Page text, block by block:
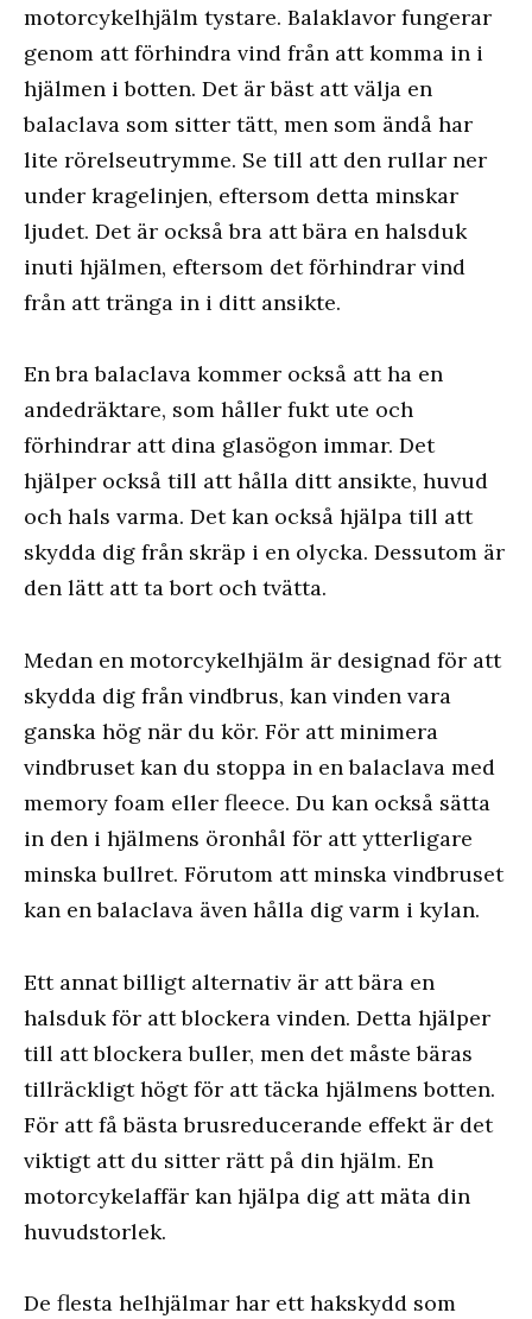
motorcykelhjälm tystare. Balaklavor fungerar
genom att förhindra vind från att komma in i
hjälmen i botten. Det är bäst att välja en
balaclava som sitter tätt, men som ändå har
lite rörelseutrymme. Se till att den rullar ner
under kragelinjen, eftersom detta minskar
ljudet. Det är också bra att bära en halsduk
inuti hjälmen, eftersom det förhindrar vind
från att tränga in i ditt ansikte.
En bra balaclava kommer också att ha en
andedräktare, som håller fukt ute och
förhindrar att dina glasögon immar. Det
hjälper också till att hålla ditt ansikte, huvud
och hals varma. Det kan också hjälpa till att
skydda dig från skräp i en olycka. Dessutom är
den lätt att ta bort och tvätta.
Medan en motorcykelhjälm är designad för att
skydda dig från vindbrus, kan vinden vara
ganska hög när du kör. För att minimera
vindbruset kan du stoppa in en balaclava med
memory foam eller fleece. Du kan också sätta
in den i hjälmens öronhål för att ytterligare
minska bullret. Förutom att minska vindbruset
kan en balaclava även hålla dig varm i kylan.
Ett annat billigt alternativ är att bära en
halsduk för att blockera vinden. Detta hjälper
till att blockera buller, men det måste bäras
tillräckligt högt för att täcka hjälmens botten.
För att få bästa brusreducerande effekt är det
viktigt att du sitter rätt på din hjälm. En
motorcykelaffär kan hjälpa dig att mäta din
huvudstorlek.
De flesta helhjälmar har ett hakskydd som